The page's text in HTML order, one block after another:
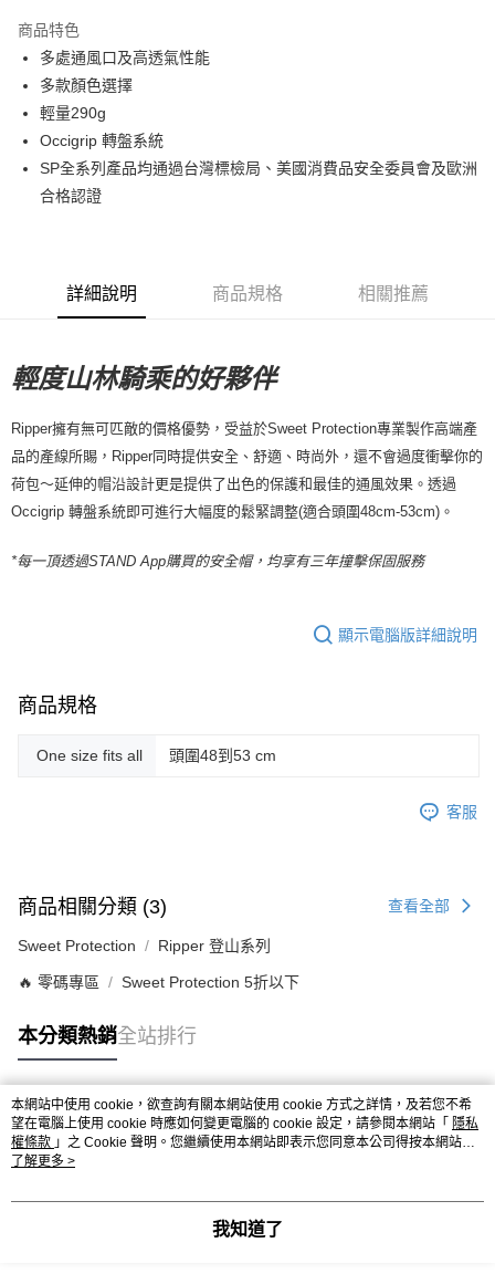
運送方式
全家店到店
每筆NT$80，滿NT$10,000(含以上)免運費
付款後全家取貨
每筆NT$80，滿NT$10,000(含以上)免運費
付款後7-11取貨
宅配
商品特色
多處通風口及高透氣性能
多款顏色選擇
輕量290g
Occigrip 轉盤系統
SP全系列產品均通過台灣標檢局、美國消費品安全委員會及歐洲
合格認證
詳細說明 商品規格 相關推薦
輕度山林騎乘的好夥伴
Ripper擁有無可匹敵的價格優勢，受益於Sweet Protection專業製作高端產
品的產線所賜，Ripper同時提供安全、舒適、時尚外，還不會過度衝擊你的
荷包～延伸的帽沿設計更是提供了出色的保護和最佳的通風效果。透過
Occigrip 轉盤系統即可進行大幅度的鬆緊調整(適合頭圍48cm-53cm)。
*每一頂透過STAND App購買的安全帽，均享有三年撞擊保固服務
顯示電腦版詳細說明
商品規格
One size fits all 頭圍48到53 cm
客服
商品相關分類 (3) 查看全部
Sweet Protection Ripper 登山系列
🔥 零碼專區 Sweet Protection 5折以下
本分類熱銷全站排行
熱門標籤
本網站中使用 cookie，欲查詢有關本網站使用 cookie 方式之詳情，及若您不希
望在電腦上使用 cookie 時應如何變更電腦的 cookie 設定，請參閱本網站「 隱私
權條款 」之 Cookie 聲明。您繼續使用本網站即表示您同意本公司得按本網站使
用條款之 Cookie 聲明使用 cookie。
了解更多 >
我知道了